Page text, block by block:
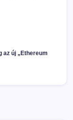
az új „Ethereum